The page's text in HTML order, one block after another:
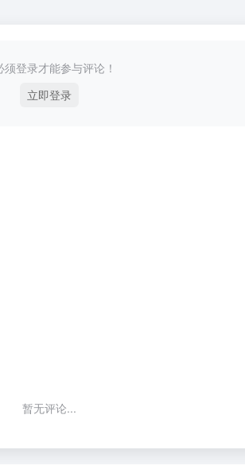
须登录才能参与评论！
立即登录
暂无评论...